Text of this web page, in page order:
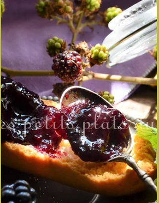
en pectine, donnent un jus intense et coloré ;
celles du mûrier, plus grosses et plus douces,
apportent une note fruitée idéale pour les
Aujourd’hui, je vous propose de réaliser de
délicieux yaourts maison à la mûre, une recette
simple, gourmande, et parfaite pour profiter